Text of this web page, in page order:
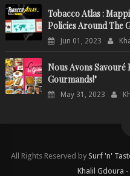
Tobacco Atlas :
Policies Around The
Jun 01, 2023
Nous Avons Savouré
Gourmands!"
May 31, 2023
All Rights Reserved by Surf 'n'
Khalil Gdoura